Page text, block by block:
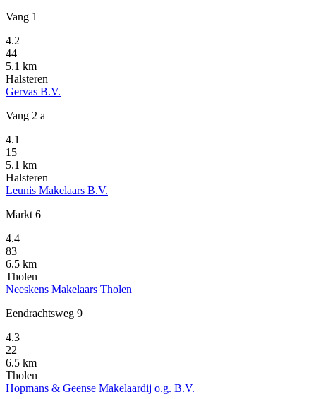
Vang 1
4.2
44
5.1 km
Halsteren
Gervas B.V.
Vang 2 a
4.1
15
5.1 km
Halsteren
Leunis Makelaars B.V.
Markt 6
4.4
83
6.5 km
Tholen
Neeskens Makelaars Tholen
Eendrachtsweg 9
4.3
22
6.5 km
Tholen
Hopmans & Geense Makelaardij o.g. B.V.